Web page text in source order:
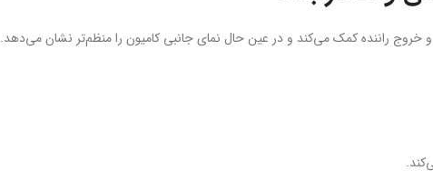
و خروج راننده کمک می‌کند و در عین حال نمای جانبی کامیون را منظم‌تر نشان می‌دهد.